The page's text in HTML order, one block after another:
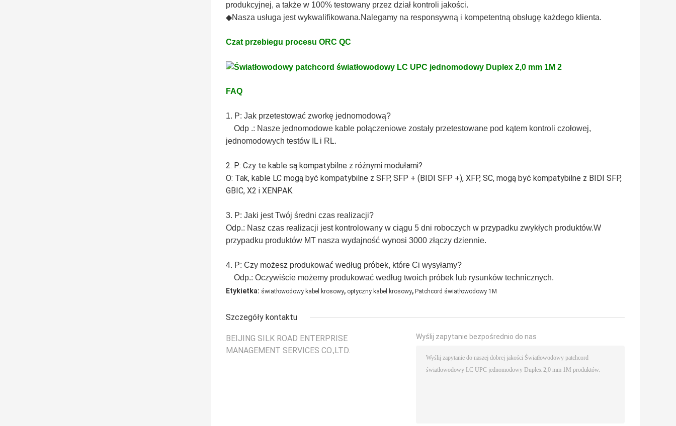
produkcyjnej, a także w 100% testowany przez dział kontroli jakości.
◆Nasza usługa jest wykwalifikowana.Nalegamy na responsywną i kompetentną obsługę każdego klienta.
Czat przebiegu procesu ORC QC
FAQ
1. P: Jak przetestować zworkę jednomodową?
Odp .: Nasze jednomodowe kable połączeniowe zostały przetestowane pod kątem kontroli czołowej,
jednomodowych testów IL i RL.
2. P: Czy te kable są kompatybilne z różnymi modułami?
O: Tak, kable LC mogą być kompatybilne z SFP, SFP + (BIDI SFP +), XFP, SC, mogą być kompatybilne z BIDI SFP,
GBIC, X2 i XENPAK.
3. P: Jaki jest Twój średni czas realizacji?
Odp.: Nasz czas realizacji jest kontrolowany w ciągu 5 dni roboczych w przypadku zwykłych produktów.W
przypadku produktów MT nasza wydajność wynosi 3000 złączy dziennie.
4. P: Czy możesz produkować według próbek, które Ci wysyłamy?
Odp.: Oczywiście możemy produkować według twoich próbek lub rysunków technicznych.
Etykietka: światłowodowy kabel krosowy, optyczny kabel krosowy, Patchcord światłowodowy 1M
Szczegóły kontaktu
BEIJING SILK ROAD ENTERPRISE
MANAGEMENT SERVICES CO.,LTD.
Wyślij zapytanie bezpośrednio do nas